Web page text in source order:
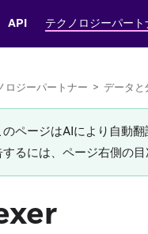
API テクノロジーパート
ロジーパートナー > データと
のページはAIにより自動
するには、ページ右側の